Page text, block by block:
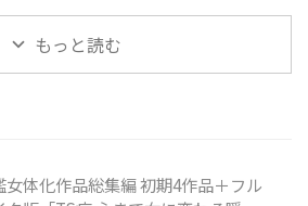
もっと読む
女体化作品総集編 初期4作品＋フル